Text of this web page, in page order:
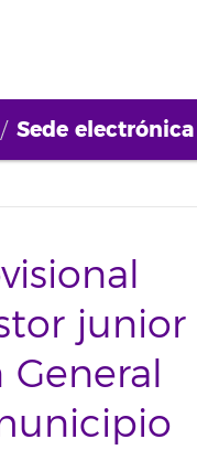
Sede electrónica
junior